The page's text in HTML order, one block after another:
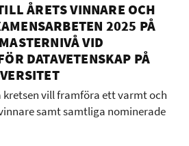
ÅRETS VINNARE OCH
2025 PÅ
VID
DATAVETENSKAP PÅ
kretsen vill framföra ett varmt och
samt samtliga nominerade